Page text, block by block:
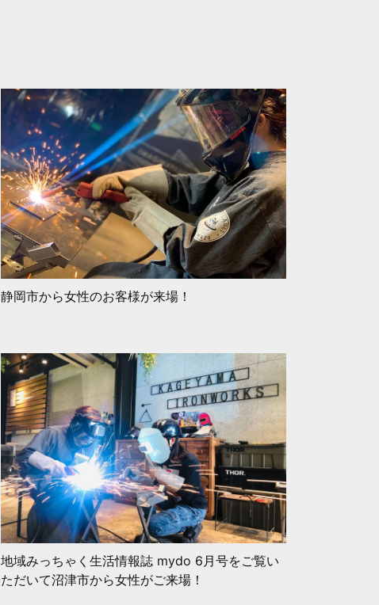
静岡市から女性のお客様が来場！
地域みっちゃく生活情報誌 mydo 6月号をご覧い
ただいて沼津市から女性がご来場！